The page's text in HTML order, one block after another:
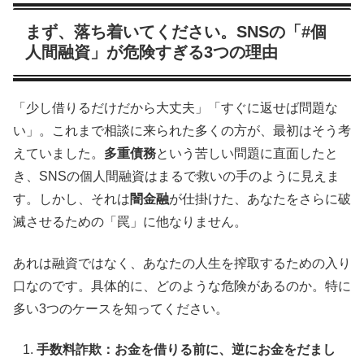
まず、落ち着いてください。SNSの「#個
人間融資」が危険すぎる3つの理由
「少し借りるだけだから大丈夫」「すぐに返せば問題な
い」。これまで相談に来られた多くの方が、最初はそう考
えていました。 多重債務という苦しい問題に直面したと
き、SNSの個人間融資はまるで救いの手のように見えま
す。しかし、それは闇金融が仕掛けた、あなたをさらに破
滅させるための「罠」に他なりません。
あれは融資ではなく、あなたの人生を搾取するための入り
口なのです。具体的に、どのような危険があるのか。特に
多い3つのケースを知ってください。
手数料詐欺：お金を借りる前に、逆にお金をだまし